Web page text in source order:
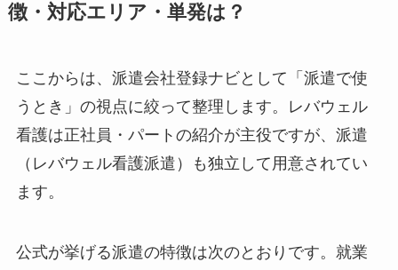
徴・対応エリア・単発は？
ここからは、派遣会社登録ナビとして「派遣で使
うとき」の視点に絞って整理します。レバウェル
看護は正社員・パートの紹介が主役ですが、派遣
（レバウェル看護派遣）も独立して用意されてい
ます。
公式が挙げる派遣の特徴は次のとおりです。就業